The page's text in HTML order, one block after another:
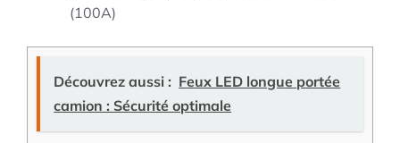
(100A)
Découvrez aussi : Feux LED longue portée
camion : Sécurité optimale